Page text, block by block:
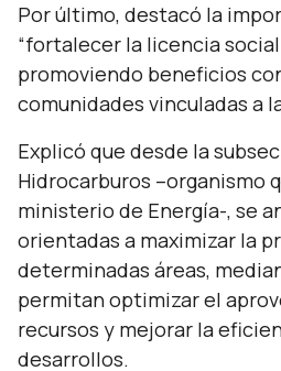
Por último, destacó la
“fortalecer la licencia
promoviendo beneficios
comunidades vinculadas a
Explicó que desde la
Hidrocarburos –organismo
ministerio de Energía-, se
orientadas a maximizar la
determinadas áreas,
permitan optimizar el
recursos y mejorar la
desarrollos.